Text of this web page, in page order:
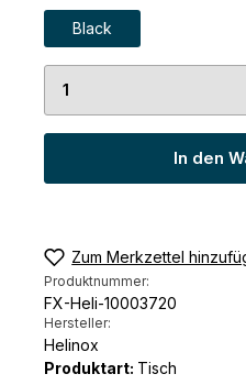
Black
Produkt Anzahl:
In den
Zum Merkzettel
Produktnummer:
FX-Heli-10003720
Hersteller:
Helinox
Produktart: Tisch